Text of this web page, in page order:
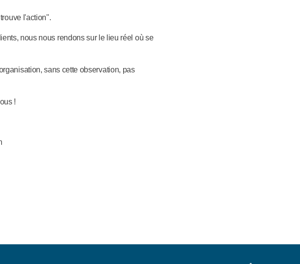
l'action".
nous nous rendons sur le lieu réel où se
sans cette observation, pas
!